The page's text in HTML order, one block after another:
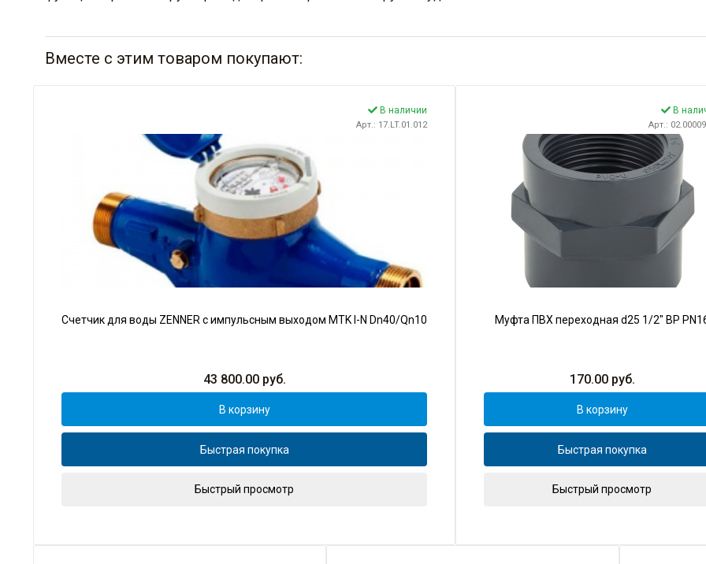
Вместе с этим товаром покупают:
В наличии
Арт.: 17.LT.01.012
Счетчик для воды ZENNER с импульсным выходом MTK I-N Dn40/Qn10
43 800.00руб.
В корзину
Быстрая покупка
Быстрый просмотр
В
Арт.:
Муфта ПВХ переходная d25 1/2" ВР
170.00руб.
В корзину
Быстрая покупка
Быстрый просмотр